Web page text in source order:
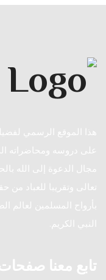
هذا الموقع الرسمي
على دروسه ومحاضراته
مجال الدعوة إلى الله
تعالى وتقريبا للعباد من
بأرواح المسلمين لعالم
النبي الكريم.
تابع معنا